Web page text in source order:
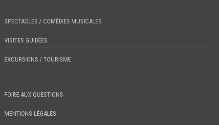
SPECTACLES / COMÉDIES MUSICALES
VISITES GUIDÉES
EXCURSIONS / TOURISME
FOIRE AUX QUESTIONS
MENTIONS LÉGALES